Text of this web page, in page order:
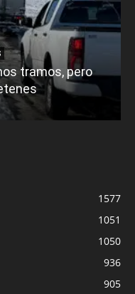
tramos, pero
1577
1051
1050
936
905